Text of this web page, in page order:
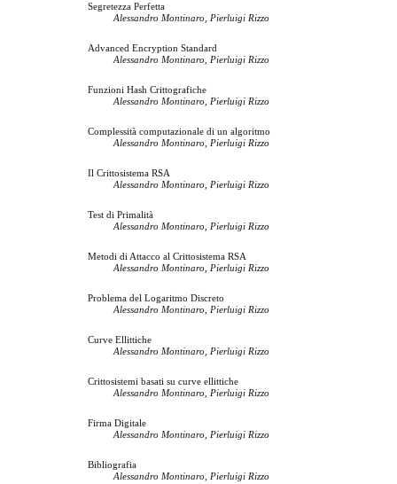
Segretezza Perfetta
Alessandro Montinaro, Pierluigi Rizzo
Advanced Encryption Standard
Alessandro Montinaro, Pierluigi Rizzo
Funzioni Hash Crittografiche
Alessandro Montinaro, Pierluigi Rizzo
Complessità computazionale di un algoritmo
Alessandro Montinaro, Pierluigi Rizzo
Il Crittosistema RSA
Alessandro Montinaro, Pierluigi Rizzo
Test di Primalità
Alessandro Montinaro, Pierluigi Rizzo
Metodi di Attacco al Crittosistema RSA
Alessandro Montinaro, Pierluigi Rizzo
Problema del Logaritmo Discreto
Alessandro Montinaro, Pierluigi Rizzo
Curve Ellittiche
Alessandro Montinaro, Pierluigi Rizzo
Crittosistemi basati su curve ellittiche
Alessandro Montinaro, Pierluigi Rizzo
Firma Digitale
Alessandro Montinaro, Pierluigi Rizzo
Bibliografia
Alessandro Montinaro, Pierluigi Rizzo